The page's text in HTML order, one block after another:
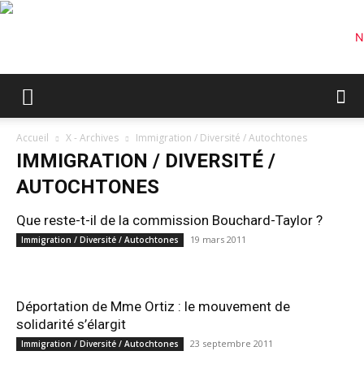
Accueil X - Archives Immigration / Diversité / Autochtones
IMMIGRATION / DIVERSITÉ /
AUTOCHTONES
Que reste-t-il de la commission Bouchard-Taylor ?
Immigration / Diversité / Autochtones 19 mars 2011
Déportation de Mme Ortiz : le mouvement de
solidarité s’élargit
Immigration / Diversité / Autochtones 23 septembre 2011